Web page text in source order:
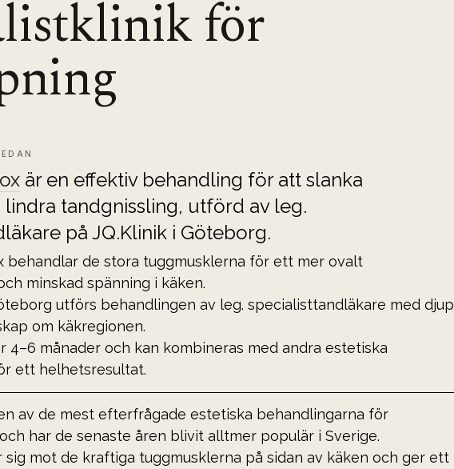
för
är en effektiv behandling för att slanka
lindra tandgnissling, utförd av leg.
på JQ.Klinik i Göteborg.
behandlar de stora tuggmusklerna för ett mer ovalt
minskad spänning i käken.
utförs behandlingen av leg. specialisttandläkare med djup
om käkregionen.
4–6 månader och kan kombineras med andra estetiska
ett helhetsresultat.
av de mest efterfrågade estetiska behandlingarna för
har de senaste åren blivit alltmer populär i Sverige.
sig mot de kraftiga tuggmusklerna på sidan av käken och ger ett